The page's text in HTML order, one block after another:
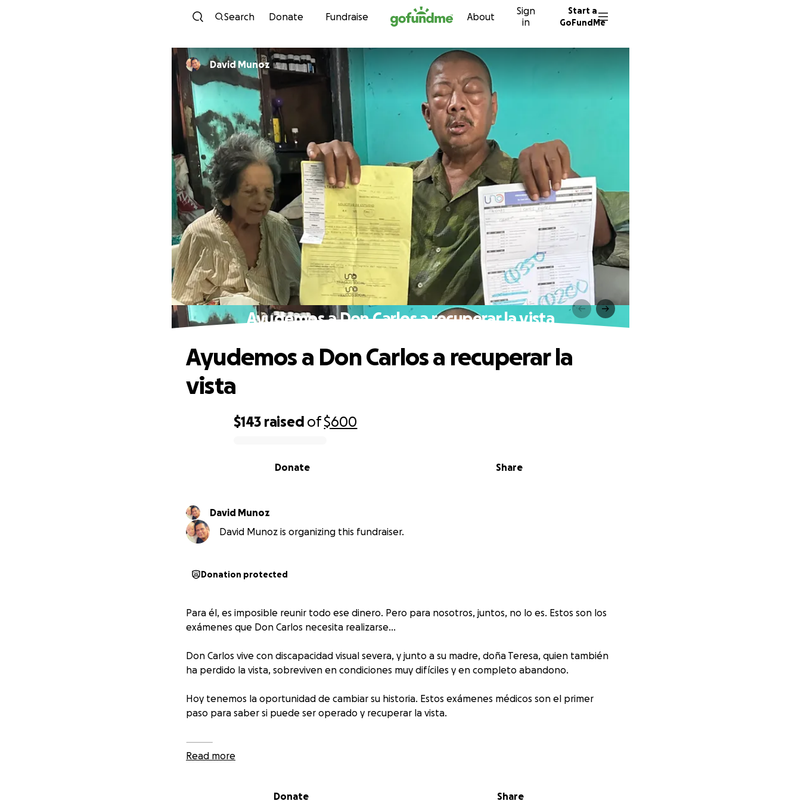
Skip to content
Search Donate Fundraise About
Sign
in
Start a
GoFundMe
David Munoz
Ayudemos a Don Carlos a recuperar la vista
$143 raised of$600
Share
Donate
Ayudemos a Don Carlos a recuperar la
vista
David Munoz
David Munoz is organizing this fundraiser.
Donation protected
Para él, es imposible reunir todo ese dinero. Pero para nosotros, juntos, no lo es. Estos son los
exámenes que Don Carlos necesita realizarse…
Don Carlos vive con discapacidad visual severa, y junto a su madre, doña Teresa, quien también
ha perdido la vista, sobreviven en condiciones muy difíciles y en completo abandono.
Hoy tenemos la oportunidad de cambiar su historia. Estos exámenes médicos son el primer
paso para saber si puede ser operado y recuperar la vista.
⸻
• Tomografía de Senos Paranasales – Q728 ($97 USD)
Read more
Donate Share